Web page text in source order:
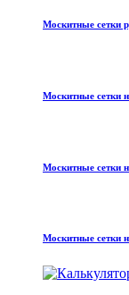
Москитные сетки
Москитные сетки
Москитные сетки
Москитные сетки